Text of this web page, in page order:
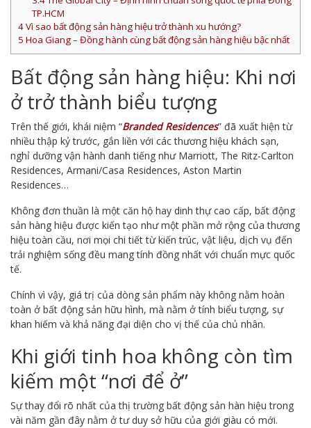
TP.HCM
4Vì sao bất động sản hàng hiệu trở thành xu hướng?
5 Hoa Giang – Đồng hành cùng bất động sản hàng hiệu bậc nhất
Bất động sản hàng hiệu: Khi nơi
ở trở thành biểu tượng
Trên thế giới, khái niệm “Branded Residences” đã xuất hiện từ
nhiều thập kỷ trước, gắn liền với các thương hiệu khách sạn,
nghỉ dưỡng vận hành danh tiếng như Marriott, The Ritz-Carlton
Residences, Armani/Casa Residences, Aston Martin
Residences…
Không đơn thuần là một căn hộ hay dinh thự cao cấp, bất động
sản hàng hiệu được kiến tạo như một phần mở rộng của thương
hiệu toàn cầu, nơi mọi chi tiết từ kiến trúc, vật liệu, dịch vụ đến
trải nghiệm sống đều mang tính đồng nhất với chuẩn mực quốc
tế.
Chính vì vậy, giá trị của dòng sản phẩm này không nằm hoàn
toàn ở bất động sản hữu hình, mà nằm ở tính biểu tượng, sự
khan hiếm và khả năng đại diện cho vị thế của chủ nhân.
Khi giới tinh hoa không còn tìm
kiếm một “nơi để ở”
Sự thay đổi rõ nhất của thị trường bất động sản hàn hiệu trong
vài năm gần đây nằm ở tư duy sở hữu của giới giàu có mới.